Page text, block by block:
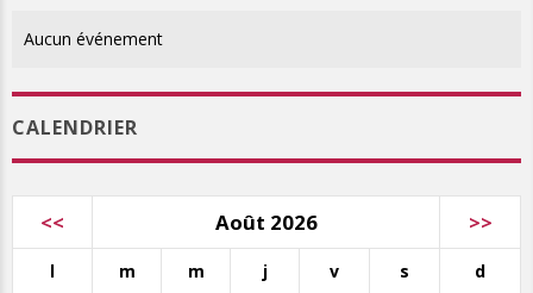
Aucun événement
CALENDRIER
<< Août 2026 >>
l m m j v s d